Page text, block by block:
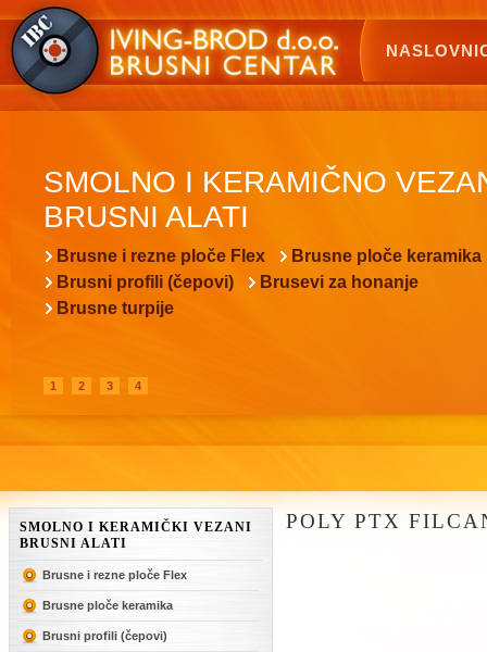
SMOLNO I KERAMIČNO
BRUSNI ALATI
Brusne i rezne ploče Flex
Brusne ploče keramika
Brusni profili (čepovi)
Brusevi za honanje
Brusne turpije
1 2 3 4
SMOLNO I KERAMIČKI VEZANI
BRUSNI ALATI
Brusne i rezne ploče Flex
Brusne ploče keramika
Brusni profili (čepovi)
POLY PTX